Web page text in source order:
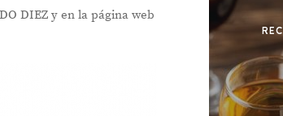
DIEZ y en la página web